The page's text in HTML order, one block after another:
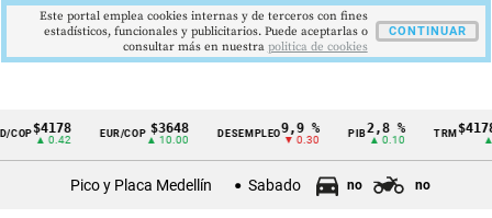
Cintillo
$4178
▲ 0.42
EUR/COP $3648
▲ 10.00
DESEMPLEO9,9 %
▼ 0.30
PIB 2,8 %
▲ 0.10
TRM
▲
Pico y Placa Medellín Sabado no no
Este portal emplea cookies internas y de terceros con fines
estadísticos, funcionales y publicitarios. Puede aceptarlas o
consultar más en nuestra politica de cookies
CONTINUAR